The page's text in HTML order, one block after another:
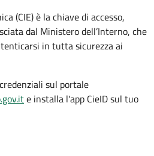
(CIE) è la chiave di accesso,
dal Ministero dell’Interno, che
in tutta sicurezza ai
sul portale
e installa l'app CieID sul tuo